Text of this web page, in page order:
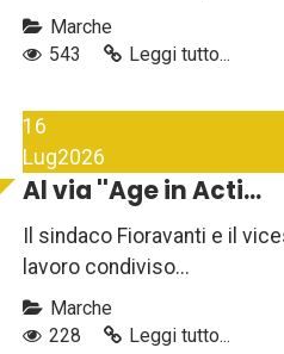
Marche
543
Leggi tutto...
16
Lug2026
Al via ''Age in Acti...
Il sindaco Fioravanti e il
lavoro condiviso...
Marche
228
Leggi tutto...